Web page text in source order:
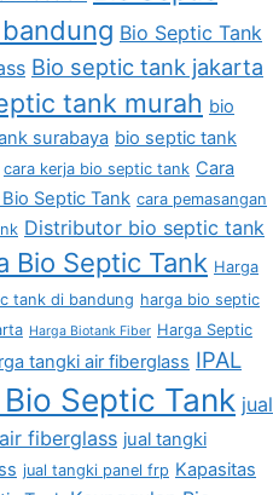
Bio Septic Tank
Bio septic tank jakarta
tank murah bio
surabaya bio septic tank
cara kerja bio septic tank Cara
Septic Tank cara pemasangan
Distributor bio septic tank
Bio Septic Tank Harga
tank di bandung harga bio septic
Harga Biotank Fiber Harga Septic
tangki air fiberglass IPAL
Septic Tank jual
fiberglass jual tangki
jual tangki panel frp Kapasitas